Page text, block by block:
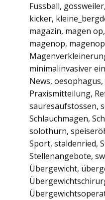
Fussball, gossweiler,
kicker,
magazin, magen op,
magenop,
minimalinvasiver
News, oesophagus,
Praxismitteilung,
sauresaufstossen,
Schlauchmagen,
solothurn,
Sport, staldenried,
Stellenangebote,
Übergewicht,